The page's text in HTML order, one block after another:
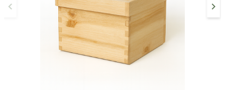
Poprzedni
keyboard_arrow_left keyboard_arrow_right